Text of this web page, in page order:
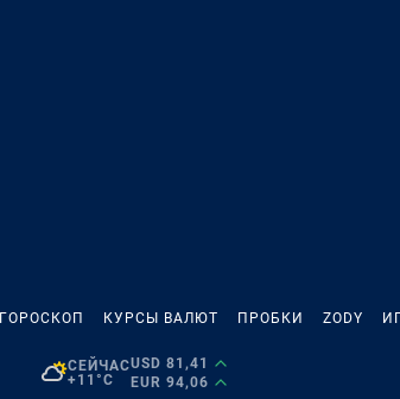
ГОРОСКОП КУРСЫ ВАЛЮТ ПРОБКИ ZODY
СЕЙЧАС
+11°C
USD 81,41
EUR 94,06